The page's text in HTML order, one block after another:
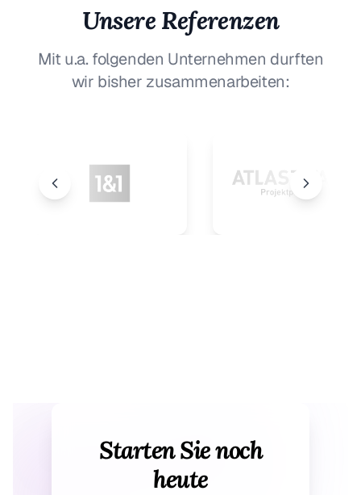
Unsere Referenzen
Mit u.a. folgenden Unternehmen durften
wir bisher zusammenarbeiten:
Starten Sie noch
heute